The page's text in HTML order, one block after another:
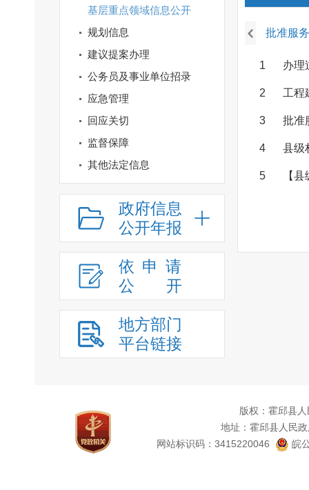
基层重点领域信息公开
规划信息
建议提案办理
公务员及事业单位招录
应急管理
回应关切
监督保障
其他法定信息
政府信息
公开年报
依申请
公
开
地方部门
平台链接
批准服
1 办理
2 工程
3 批准
4 县级
5 【
版权：霍邱县
地址：霍邱县人民
网站标识码：3415220046
皖